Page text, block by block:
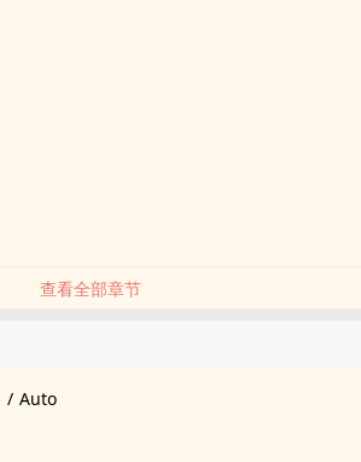
查看全部章节
/ Auto